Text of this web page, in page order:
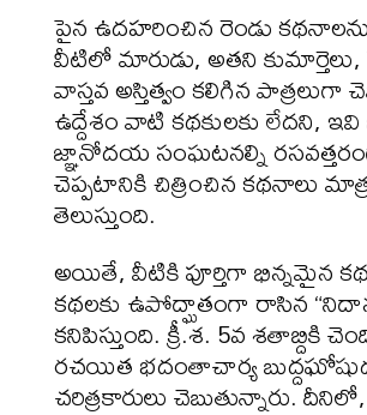
పైన ఉదహరించిన రెండు
వీటిలో మారుడు, అతని కుమార్తెలు,
వాస్తవ అస్తిత్వం కలిగిన పాత్రలుగా
ఉద్దేశం వాటి కథకులకు లేదని, ఇవి
జ్ఞానోదయ సంఘటనల్ని
చెప్పటానికి చిత్రించిన కథనాలు
తెలుస్తుంది.
అయితే, వీటికి పూర్తిగా భిన్నమైన
కథలకు ఉపోద్ఘాతంగా రాసిన
కనిపిస్తుంది. క్రీ.శ. 5వ శతాబ్దికి
రచయిత భదంతాచార్య
చరిత్రకారులు చెబుతున్నారు. దీనిలో,